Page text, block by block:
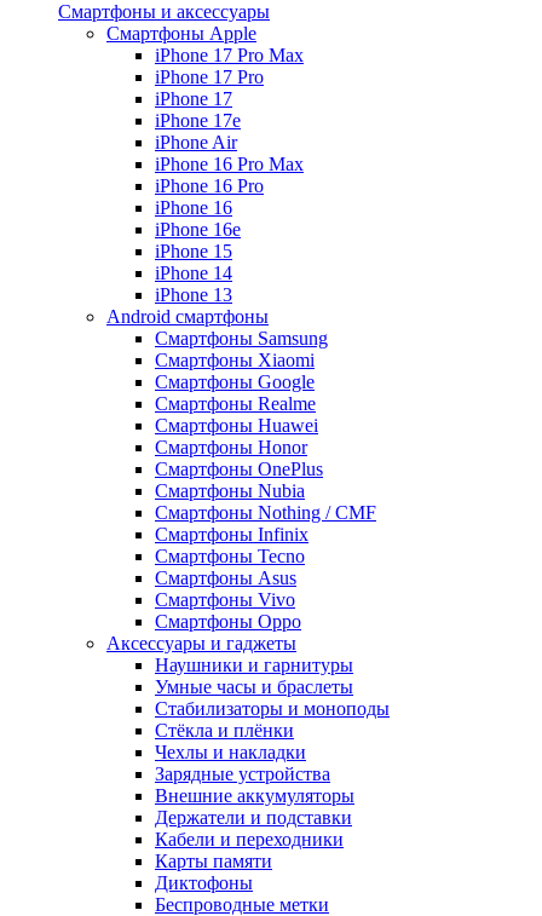
Смартфоны и аксессуары
Смартфоны Apple
iPhone 17 Pro Max
iPhone 17 Pro
iPhone 17
iPhone 17e
iPhone Air
iPhone 16 Pro Max
iPhone 16 Pro
iPhone 16
iPhone 16e
iPhone 15
iPhone 14
iPhone 13
Android cмартфоны
Смартфоны Samsung
Смартфоны Xiaomi
Смартфоны Google
Смартфоны Realme
Смартфоны Huawei
Смартфоны Honor
Смартфоны OnePlus
Смартфоны Nubia
Смартфоны Nothing / CMF
Смартфоны Infinix
Смартфоны Tecno
Смартфоны Asus
Смартфоны Vivo
Смартфоны Oppo
Аксессуары и гаджеты
Наушники и гарнитуры
Умные часы и браслеты
Стабилизаторы и моноподы
Стёкла и плёнки
Чехлы и накладки
Зарядные устройства
Внешние аккумуляторы
Держатели и подставки
Кабели и переходники
Карты памяти
Диктофоны
Беспроводные метки